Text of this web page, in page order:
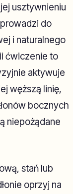
usztywnieniu
do
i naturalnego
ćwiczenie to
aktywuje
węższą linię,
bocznych
niepożądane
stań lub
oprzyj na